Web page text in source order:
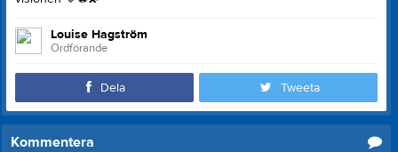
Louise Hagström
Ordförande
Dela Tweeta
Kommentera